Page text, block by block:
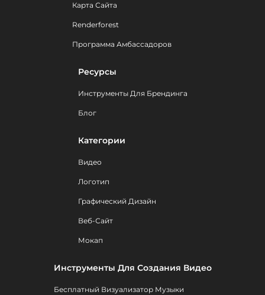
Карта Сайта
Renderforest
Программа Амбассадоров
Ресурсы
Инструменты Для Брендинга
Блог
Категории
Видео
Логотип
Графический Дизайн
Веб-Сайт
Мокап
Инструменты Для Создания Видео
Бесплатный Визуализатор Музыки